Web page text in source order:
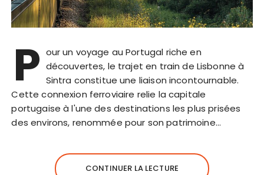
P our un voyage au Portugal riche en
découvertes, le trajet en train de Lisbonne à
Sintra constitue une liaison incontournable.
Cette connexion ferroviaire relie la capitale
portugaise à l'une des destinations les plus prisées
des environs, renommée pour son patrimoine…
CONTINUER LA LECTURE